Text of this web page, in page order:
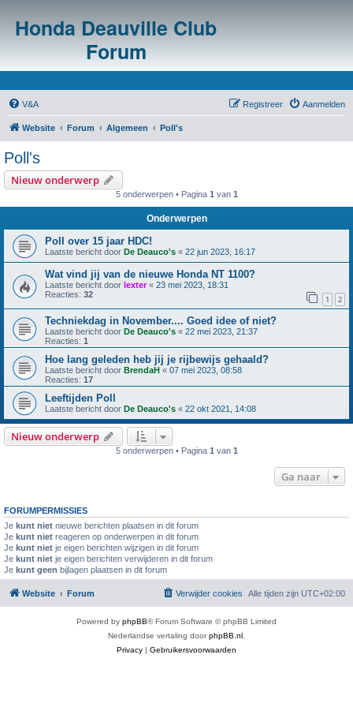
Honda Deauville Club
Forum
V&A Aanmelden
Registreer
Website Forum Algemeen Poll's
Poll's
Nieuw onderwerp
5 onderwerpen • Pagina 1 van 1
Onderwerpen
Poll over 15 jaar HDC!
Laatste bericht door De Deauco's « 22 jun 2023, 16:17
Wat vind jij van de nieuwe Honda NT 1100?
Laatste bericht door lexter« 23 mei 2023, 18:31
Reacties: 32 1 2
Techniekdag in November.... Goed idee of niet?
Laatste bericht door De Deauco's « 22 mei 2023, 21:37
Reacties: 1
Hoe lang geleden heb jij je rijbewijs gehaald?
Laatste bericht door BrendaH « 07 mei 2023, 08:58
Reacties: 17
Leeftijden Poll
Laatste bericht door De Deauco's « 22 okt 2021, 14:08
Nieuw onderwerp
5 onderwerpen • Pagina 1 van 1
Ga naar
FORUMPERMISSIES
Je kunt niet nieuwe berichten plaatsen in dit forum
Je kunt niet reageren op onderwerpen in dit forum
Je kunt niet je eigen berichten wijzigen in dit forum
Je kunt niet je eigen berichten verwijderen in dit forum
Je kunt geen bijlagen plaatsen in dit forum
Website Forum Alle tijden zijn UTC+02:00
Verwijder cookies
Powered by phpBB® Forum Software © phpBB Limited
Nederlandse vertaling doorphpBB.nl
Privacy | Gebruikersvoorwaarden